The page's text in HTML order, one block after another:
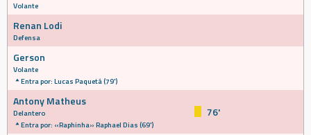
Volante
Renan Lodi
Defensa
Gerson
Volante
Entra por: Lucas Paquetá (79')
Antony Matheus
Delantero
Entra por: «Raphinha» Raphael Dias (69')
76'